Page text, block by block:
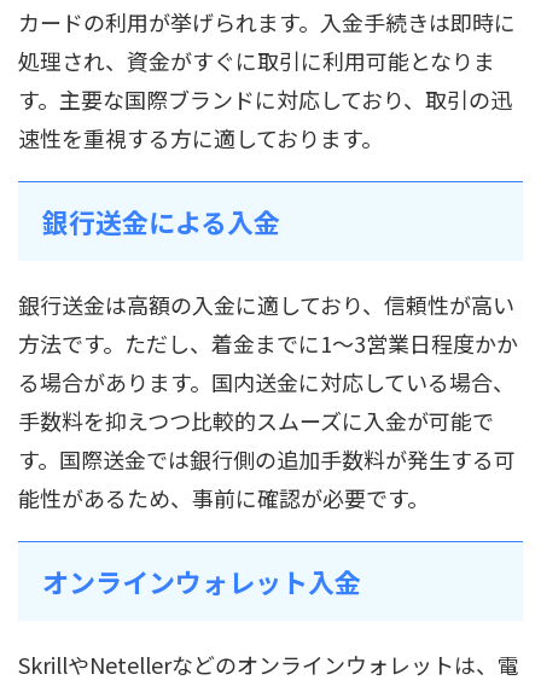
カードの利用が挙げられます。入金手続きは即時に
処理され、資金がすぐに取引に利用可能となりま
す。主要な国際ブランドに対応しており、取引の迅
速性を重視する方に適しております。
銀行送金による入金
銀行送金は高額の入金に適しており、信頼性が高い
方法です。ただし、着金までに1〜3営業日程度かか
る場合があります。国内送金に対応している場合、
手数料を抑えつつ比較的スムーズに入金が可能で
す。国際送金では銀行側の追加手数料が発生する可
能性があるため、事前に確認が必要です。
オンラインウォレット入金
SkrillやNetellerなどのオンラインウォレットは、電